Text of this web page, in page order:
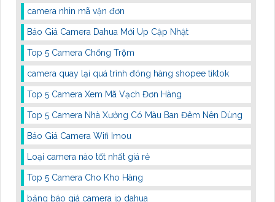
camera nhìn mã vận đơn
Báo Giá Camera Dahua Mới Up Cập Nhật
Top 5 Camera Chống Trộm
camera quay lại quá trình đóng hàng shopee tiktok
Top 5 Camera Xem Mã Vạch Đơn Hàng
Top 5 Camera Nhà Xưởng Có Màu Ban Đêm Nên Dùng
Báo Giá Camera Wifi Imou
Loại camera nào tốt nhất giá rẻ
Top 5 Camera Cho Kho Hàng
bảng báo giá camera ip dahua